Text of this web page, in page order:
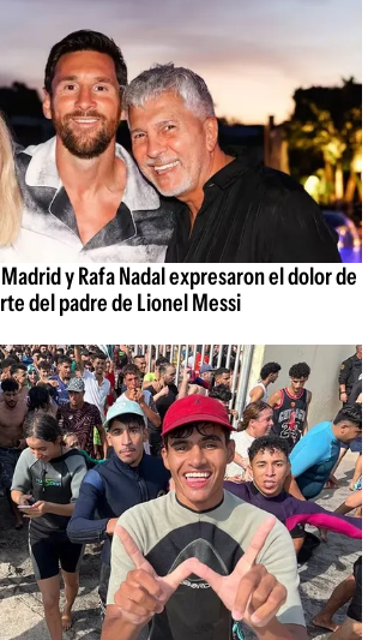
y Rafa Nadal expresaron el dolor de
del padre de Lionel Messi